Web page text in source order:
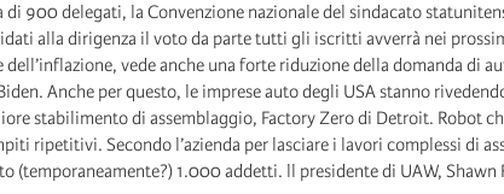
di 900 delegati, la Convenzione nazionale del sindacato
alla dirigenza il voto da parte tutti gli iscritti avverrà nei
vede anche una forte riduzione della domanda di
Anche per questo, le imprese auto degli USA stanno
stabilimento di assemblaggio, Factory Zero di Detroit. Robot
ripetitivi. Secondo l’azienda per lasciare i lavori complessi di
1.000 addetti. ll presidente di UAW, Shawn